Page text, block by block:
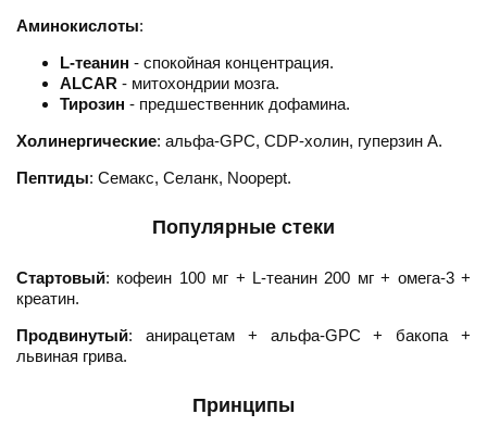
Аминокислоты:
L-теанин - спокойная концентрация.
ALCAR - митохондрии мозга.
Тирозин - предшественник дофамина.
Холинергические: альфа-GPC, CDP-холин, гуперзин А.
Пептиды: Семакс, Селанк, Noopept.
Популярные стеки
Стартовый: кофеин 100 мг + L-теанин 200 мг + омега-3 +
креатин.
Продвинутый: анирацетам + альфа-GPC + бакопа +
львиная грива.
Принципы